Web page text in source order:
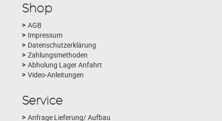
Shop
AGB
Impressum
Datenschutzerklärung
Zahlungsmethoden
Abholung Lager Anfahrt
Video-Anleitungen
Service
Anfrage Lieferung/ Aufbau